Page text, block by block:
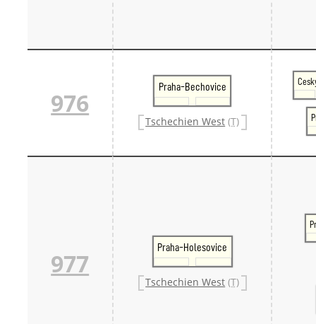
976
Praha-Bechovice
Tschechien West (T)
977
Praha-Holesovice
Tschechien West (T)